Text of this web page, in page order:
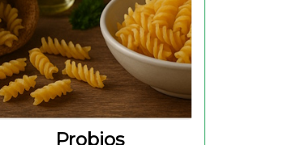
Probios